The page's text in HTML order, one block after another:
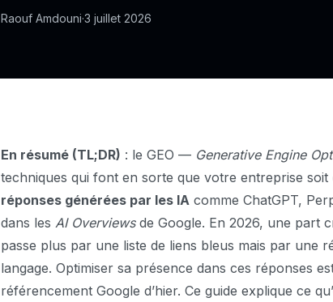
Raouf Amdouni·3 juillet 2026
En résumé (TL;DR) : le GEO — Generative Engine
techniques qui font en sorte que votre entreprise soit
réponses générées par les IA comme ChatGPT,
dans les AI Overviewsde Google. En 2026, une part
passe plus par une liste de liens bleus mais par une
langage. Optimiser sa présence dans ces réponses
référencement Google d’hier. Ce guide explique ce